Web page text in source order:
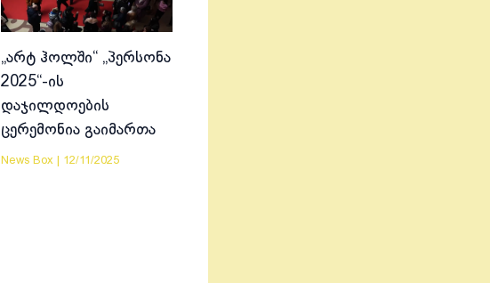
„არტ ჰოლში“ „პერსონა
2025“-ის
დაჯილდოების
ცერემონია გაიმართა
News Box 12/11/2025